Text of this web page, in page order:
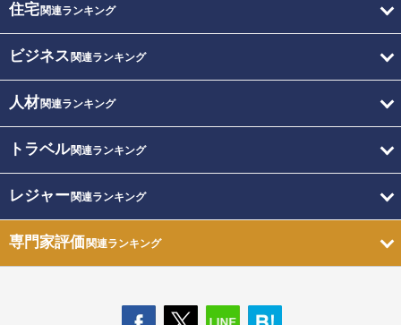
住宅関連ランキング
ビジネス 関連ランキング
人材関連ランキング
トラベル関連ランキング
レジャー関連ランキング
専門家評価関連ランキング